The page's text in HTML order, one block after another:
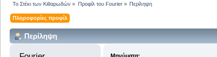
Το Στέκι των Κιθαρωδών » Προφίλ του Fourier» Περίληψη
Πληροφορίες προφίλ
Περίληψη